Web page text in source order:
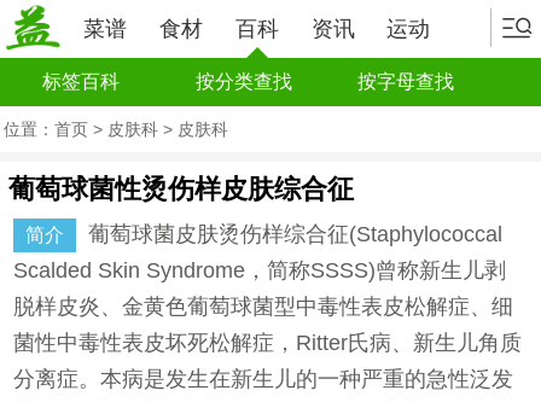
菜谱 食材 百科 资讯 运动
标签百科 按分类查找 按字母查找
位置： 首页 > 皮肤科 > 皮肤科
葡萄球菌性烫伤样皮肤综合征
简介
葡萄球菌皮肤烫伤样综合征(Staphylococcal
Scalded Skin Syndrome，简称SSSS)曾称新生儿剥
脱样皮炎、金黄色葡萄球菌型中毒性表皮松解症、细
菌性中毒性表皮坏死松解症，Ritter氏病、新生儿角质
分离症。本病是发生在新生儿的一种严重的急性泛发